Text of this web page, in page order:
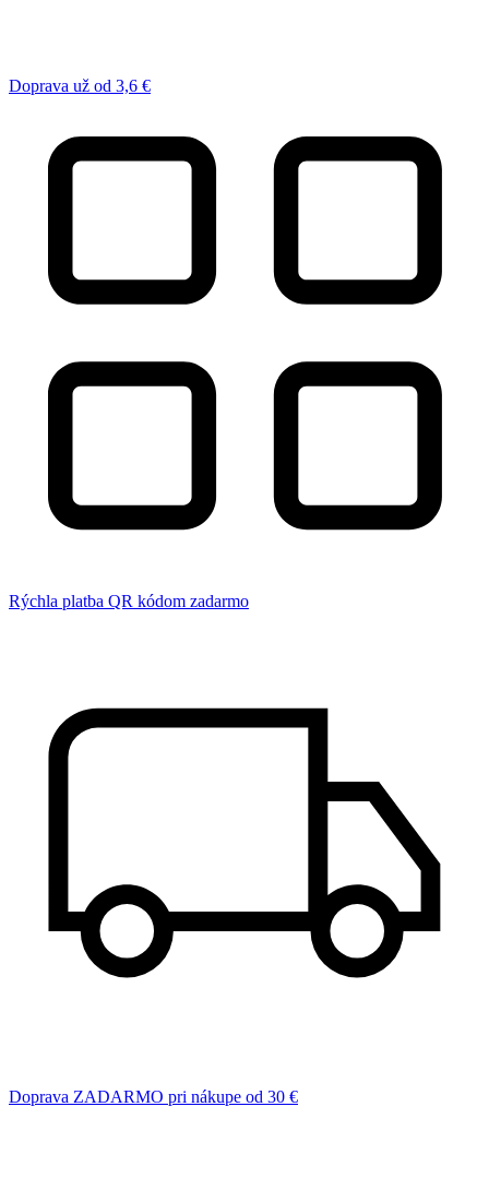
Doprava už od 3,6 €
Rýchla platba QR kódom zadarmo
Doprava ZADARMO pri nákupe od 30 €